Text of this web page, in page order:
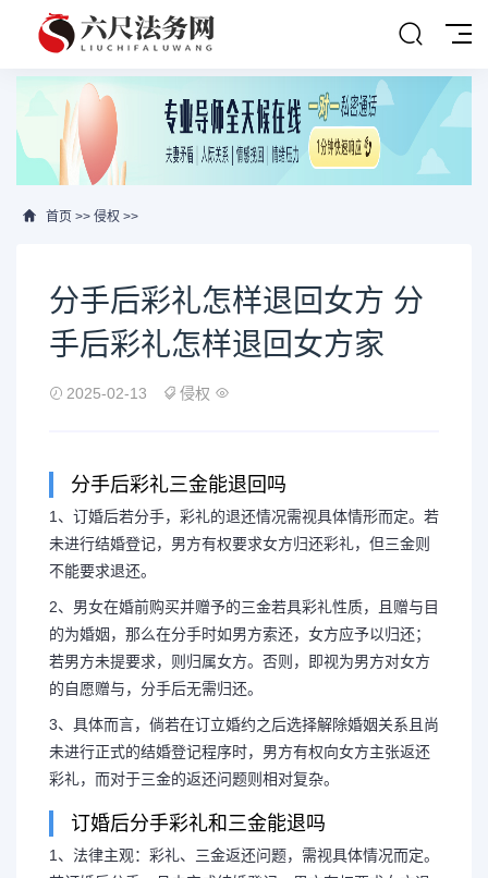
首页 >> 侵权 >>
分手后彩礼怎样退回女方 分
手后彩礼怎样退回女方家
2025-02-13 侵权
分手后彩礼三金能退回吗
1、订婚后若分手，彩礼的退还情况需视具体情形而定。若
未进行结婚登记，男方有权要求女方归还彩礼，但三金则
不能要求退还。
2、男女在婚前购买并赠予的三金若具彩礼性质，且赠与目
的为婚姻，那么在分手时如男方索还，女方应予以归还；
若男方未提要求，则归属女方。否则，即视为男方对女方
的自愿赠与，分手后无需归还。
3、具体而言，倘若在订立婚约之后选择解除婚姻关系且尚
未进行正式的结婚登记程序时，男方有权向女方主张返还
彩礼，而对于三金的返还问题则相对复杂。
订婚后分手彩礼和三金能退吗
1、法律主观：彩礼、三金返还问题，需视具体情况而定。
分手后彩礼怎样退回女
样退回女方
1、订婚后若分手，彩礼的退还
若未进行结婚登记，男方有权要求
不能要求退还。